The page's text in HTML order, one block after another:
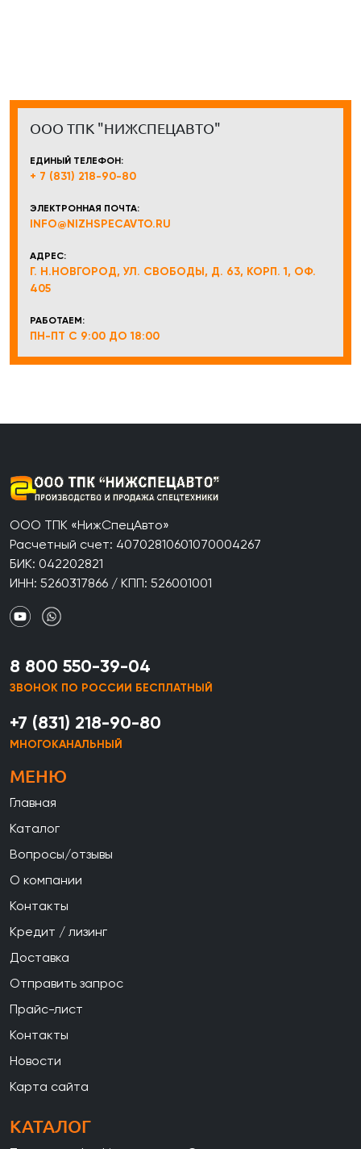
ООО ТПК "НИЖСПЕЦАВТО"
ЕДИНЫЙ ТЕЛЕФОН:
+ 7 (831) 218-90-80
ЭЛЕКТРОННАЯ ПОЧТА:
INFO@NIZHSPECAVTO.RU
АДРЕС:
Г. Н.НОВГОРОД, УЛ. СВОБОДЫ, Д. 63, КОРП. 1, ОФ.
405
РАБОТАЕМ:
ПН-ПТ С 9:00 ДО 18:00
ООО ТПК «НижСпецАвто»
Расчетный счет: 40702810601070004267
БИК: 042202821
ИНН: 5260317866 / КПП: 526001001
8 800 550-39-04
ЗВОНОК ПО РОССИИ БЕСПЛАТНЫЙ
+7 (831) 218-90-80
МНОГОКАНАЛЬНЫЙ
МЕНЮ
Главная
Каталог
Вопросы/отзывы
О компании
Контакты
Кредит / лизинг
Доставка
Отправить запрос
Прайс-лист
Контакты
Новости
Карта сайта
КАТАЛОГ